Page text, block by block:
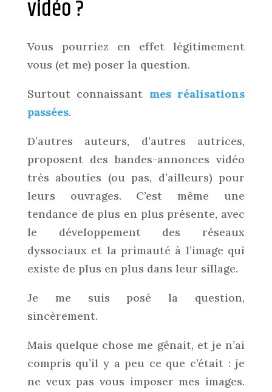
vidéo ?
Vous pourriez en effet légitimement
vous (et me) poser la question.
Surtout connaissant mes réalisations
passées.
D’autres auteurs, d’autres autrices,
proposent des bandes-annonces vidéo
très abouties (ou pas, d’ailleurs) pour
leurs ouvrages. C’est même une
tendance de plus en plus présente, avec
le développement des réseaux
dyssociaux et la primauté à l’image qui
existe de plus en plus dans leur sillage.
Je me suis posé la question,
sincèrement.
Mais quelque chose me gênait, et je n’ai
compris qu’il y a peu ce que c’était : je
ne veux pas vous imposer mes images.